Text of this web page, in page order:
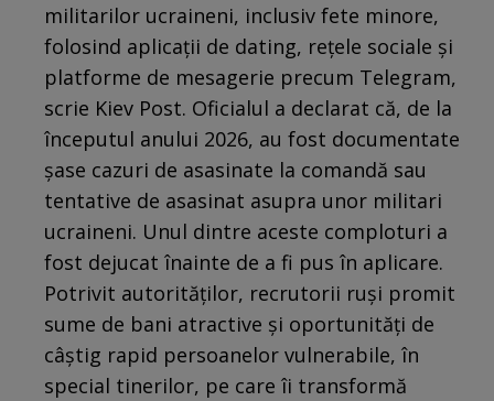
militarilor ucraineni, inclusiv fete minore,
folosind aplicații de dating, rețele sociale și
platforme de mesagerie precum Telegram,
scrie Kiev Post. Oficialul a declarat că, de la
începutul anului 2026, au fost documentate
șase cazuri de asasinate la comandă sau
tentative de asasinat asupra unor militari
ucraineni. Unul dintre aceste comploturi a
fost dejucat înainte de a fi pus în aplicare.
Potrivit autorităților, recrutorii ruși promit
sume de bani atractive și oportunități de
câștig rapid persoanelor vulnerabile, în
special tinerilor, pe care îi transformă